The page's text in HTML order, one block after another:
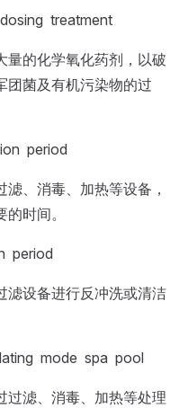
treatment
量的化学氧化药剂，以破
团菌及有机污染物的过
period
、消毒、加热等设备，
时间。
period
滤设备进行反冲洗或清洁
mode spa pool
过滤、消毒、加热等处理